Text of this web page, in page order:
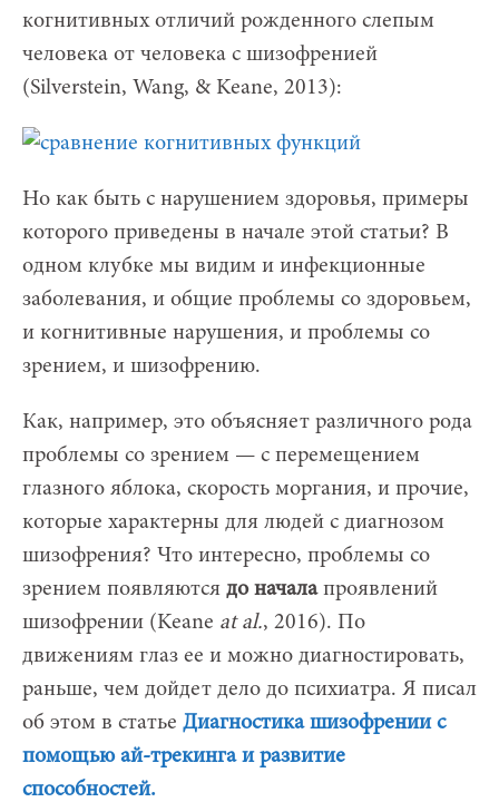
когнитивных отличий рожденного слепым
человека от человека с шизофренией
(Silverstein, Wang, & Keane, 2013):
Но как быть с нарушением здоровья, примеры
которого приведены в начале этой статьи? В
одном клубке мы видим и инфекционные
заболевания, и общие проблемы со здоровьем,
и когнитивные нарушения, и проблемы со
зрением, и шизофрению.
Как, например, это объясняет различного рода
проблемы со зрением — с перемещением
глазного яблока, скорость моргания, и прочие,
которые характерны для людей с диагнозом
шизофрения? Что интересно, проблемы со
зрением появляются до началапроявлений
шизофрении (Keane at al., 2016). По
движениям глаз ее и можно диагностировать,
раньше, чем дойдет дело до психиатра. Я писал
об этом в статье Диагностика шизофрении с
помощью ай-трекинга и развитие
способностей.